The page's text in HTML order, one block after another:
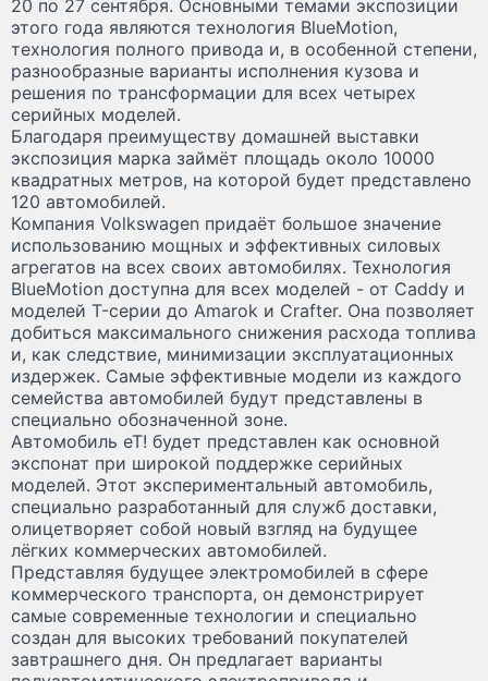
20 по 27 сентября. Основными темами экспозиции
этого года являются технология BlueMotion,
технология полного привода и, в особенной степени,
разнообразные варианты исполнения кузова и
решения по трансформации для всех четырех
серийных моделей.
Благодаря преимуществу домашней выставки
экспозиция марка займёт площадь около 10000
квадратных метров, на которой будет представлено
120 автомобилей.
Компания Volkswagen придаёт большое значение
использованию мощных и эффективных силовых
агрегатов на всех своих автомобилях. Технология
BlueMotion доступна для всех моделей - от Caddy и
моделей T-серии до Amarok и Crafter. Она позволяет
добиться максимального снижения расхода топлива
и, как следствие, минимизации эксплуатационных
издержек. Самые эффективные модели из каждого
семейства автомобилей будут представлены в
специально обозначенной зоне.
Автомобиль eT! будет представлен как основной
экспонат при широкой поддержке серийных
моделей. Этот экспериментальный автомобиль,
специально разработанный для служб доставки,
олицетворяет собой новый взгляд на будущее
лёгких коммерческих автомобилей.
Представляя будущее электромобилей в сфере
коммерческого транспорта, он демонстрирует
самые современные технологии и специально
создан для высоких требований покупателей
завтрашнего дня. Он предлагает варианты